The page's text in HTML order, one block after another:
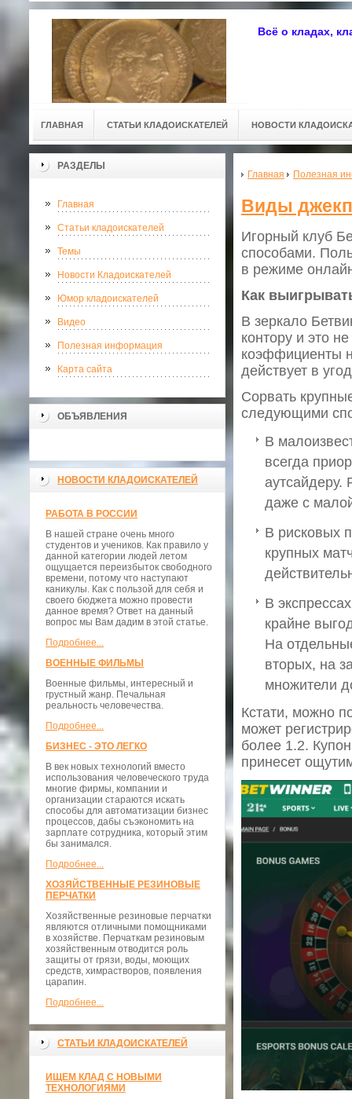
Всё о кладах,
ГЛАВНАЯ СТАТЬИ КЛАДОИСКАТЕЛЕЙ НОВОСТИ
РАЗДЕЛЫ
Главная
Статьи кладоискателей
Темы
Новости Кладоискателей
Юмор кладоискателей
Видео
Полезная информация
Карта сайта
ОБЪЯВЛЕНИЯ
НОВОСТИ КЛАДОИСКАТЕЛЕЙ
РАБОТА В РОССИИ
В нашей стране очень много
студентов и учеников. Как правило у
данной категории людей летом
ощущается переизбыток свободного
времени, потому что наступают
каникулы. Как с пользой для себя и
своего бюджета можно провести
данное время? Ответ на данный
вопрос мы Вам дадим в этой статье.
Подробнее...
ВОЕННЫЕ ФИЛЬМЫ
Военные фильмы, интересный и
грустный жанр. Печальная
реальность человечества.
Подробнее...
БИЗНЕС - ЭТО ЛЕГКО
В век новых технологий вместо
использования человеческого труда
многие фирмы, компании и
организации стараются искать
способы для автоматизации бизнес
процессов, дабы съэкономить на
зарплате сотрудника, который этим
бы занимался.
Подробнее...
ХОЗЯЙСТВЕННЫЕ РЕЗИНОВЫЕ
ПЕРЧАТКИ
Хозяйственные резиновые перчатки
являются отличными помощниками
в хозяйстве. Перчаткам резиновым
хозяйственным отводится роль
защиты от грязи, воды, моющих
средств, химрастворов, появления
царапин.
Подробнее...
СТАТЬИ КЛАДОИСКАТЕЛЕЙ
ИЩЕМ КЛАД С НОВЫМИ
ТЕХНОЛОГИЯМИ
Главная Полезная
Виды
Игорный клуб
способами.
в режиме
Как
В зеркало
контору и это
коэффициенты
действует в
Сорвать
следующими
В
всегда
аутсайдеру.
даже с
В рисковых
крупных
В
крайне
На
вторых, на
множители
Кстати, можно
может
более 1.2.
принесет